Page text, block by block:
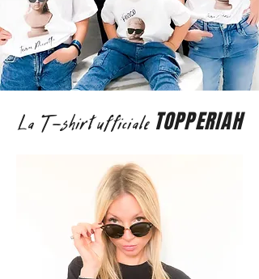
La T-shirt ufficiale TOPPERIAH